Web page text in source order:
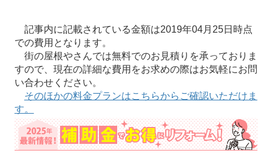
記事内に記載されている金額は2019年04月25日時点
での費用となります。
街の屋根やさんでは無料でのお見積りを承っておりま
すので、現在の詳細な費用をお求めの際はお気軽にお問
い合わせください。
そのほかの料金プランはこちらからご確認いただけま
す。